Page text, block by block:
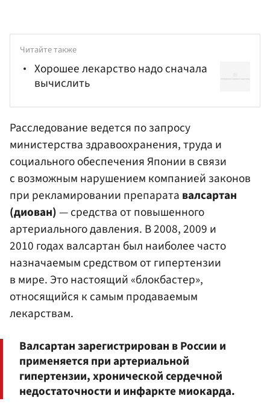
Читайте также
Хорошее лекарство надо сначала
вычислить
Расследование ведется по запросу
министерства здравоохранения, труда и
социального обеспечения Японии в связи
с возможным нарушением компанией законов
при рекламировании препарата валсартан
(диован)— средства от повышенного
артериального давления. В 2008, 2009 и
2010 годах валсартан был наиболее часто
назначаемым средством от гипертензии
в мире. Это настоящий «блокбастер»,
относящийся к самым продаваемым
лекарствам.
Валсартан зарегистрирован в России и
применяется при артериальной
гипертензии, хронической сердечной
недостаточности и инфаркте миокарда.